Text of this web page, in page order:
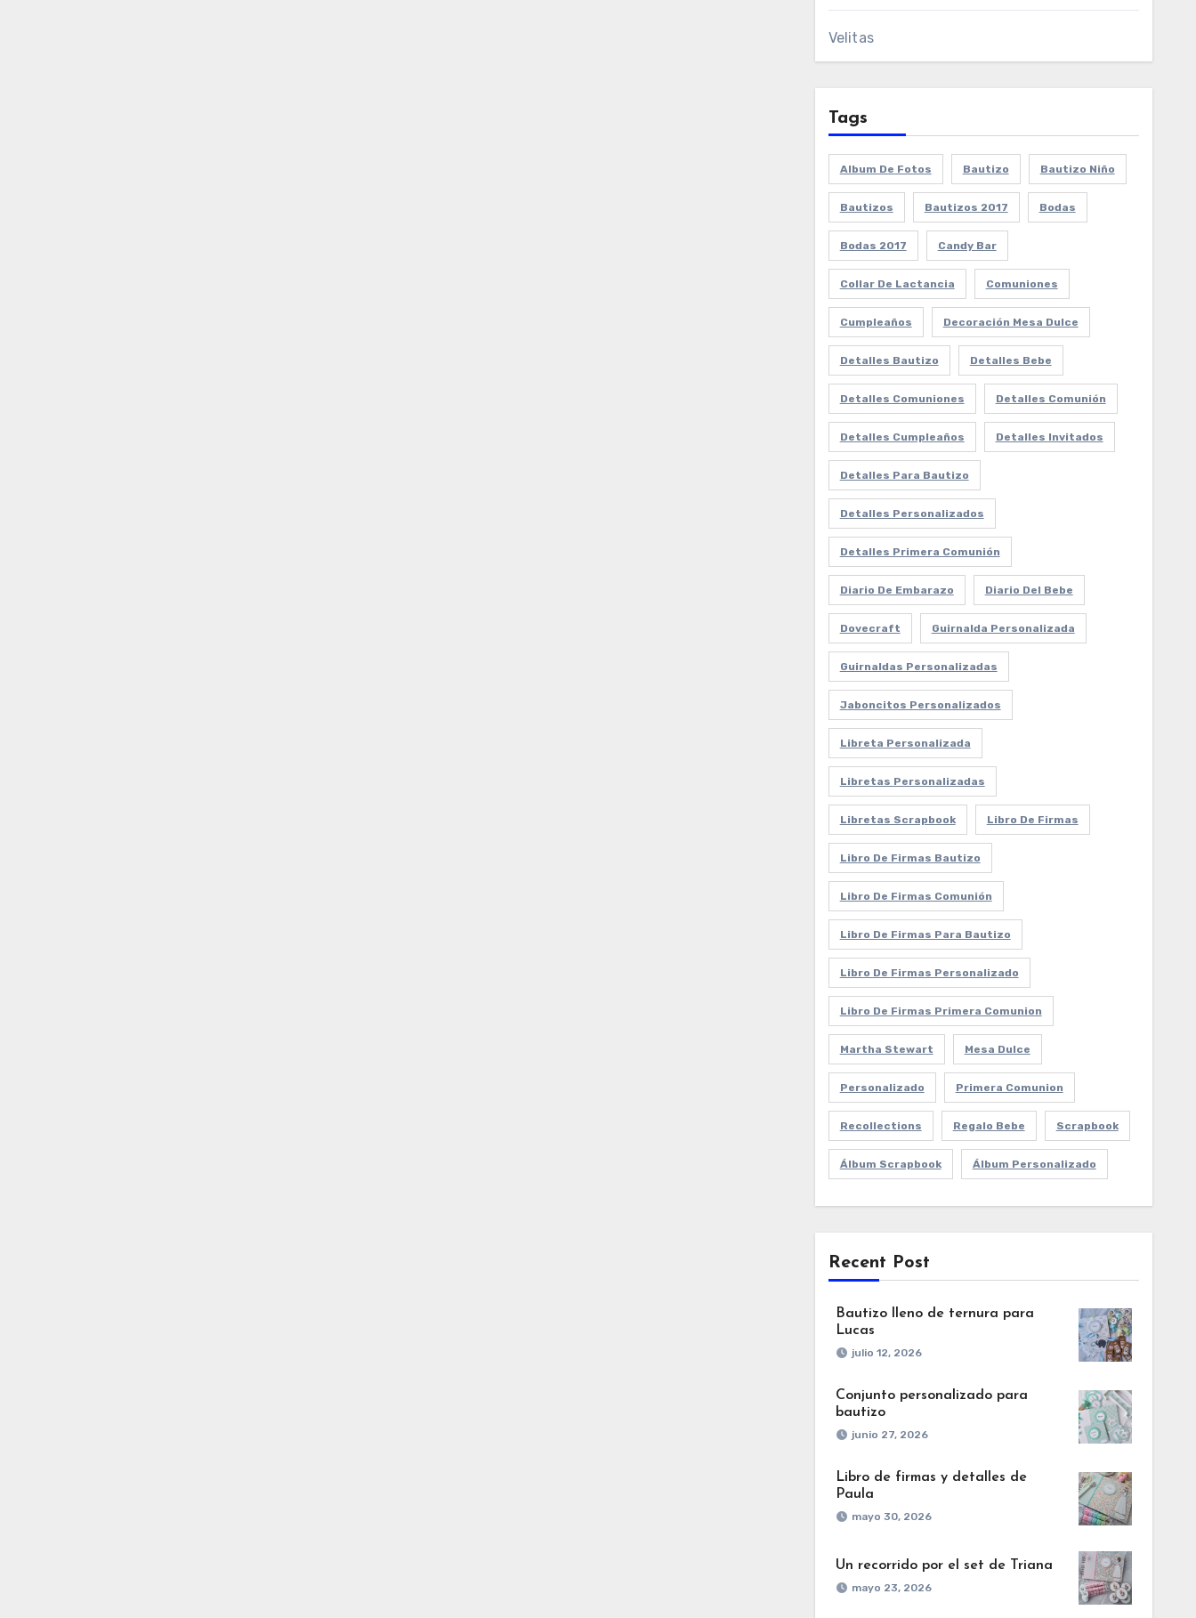
Velitas
Tags
Album De Fotos Bautizo Bautizo Niño
Bautizos Bautizos 2017 Bodas
Bodas 2017 Candy Bar
Collar De Lactancia Comuniones
Cumpleaños Decoración Mesa Dulce
Detalles Bautizo Detalles Bebe
Detalles Comuniones Detalles Comunión
Detalles Cumpleaños Detalles Invitados
Detalles Para Bautizo
Detalles Personalizados
Detalles Primera Comunión
Diario De Embarazo Diario Del Bebe
Dovecraft Guirnalda Personalizada
Guirnaldas Personalizadas
Jaboncitos Personalizados
Libreta Personalizada
Libretas Personalizadas
Libretas Scrapbook Libro De Firmas
Libro De Firmas Bautizo
Libro De Firmas Comunión
Libro De Firmas Para Bautizo
Libro De Firmas Personalizado
Libro De Firmas Primera Comunion
Martha Stewart Mesa Dulce
Personalizado Primera Comunion
Recollections Regalo Bebe Scrapbook
Álbum Scrapbook Álbum Personalizado
Recent Post
Bautizo lleno de ternura para
Lucas
julio 12, 2026
Conjunto personalizado para
bautizo
junio 27, 2026
Libro de firmas y detalles de
Paula
mayo 30, 2026
Un recorrido por el set de Triana
mayo 23, 2026